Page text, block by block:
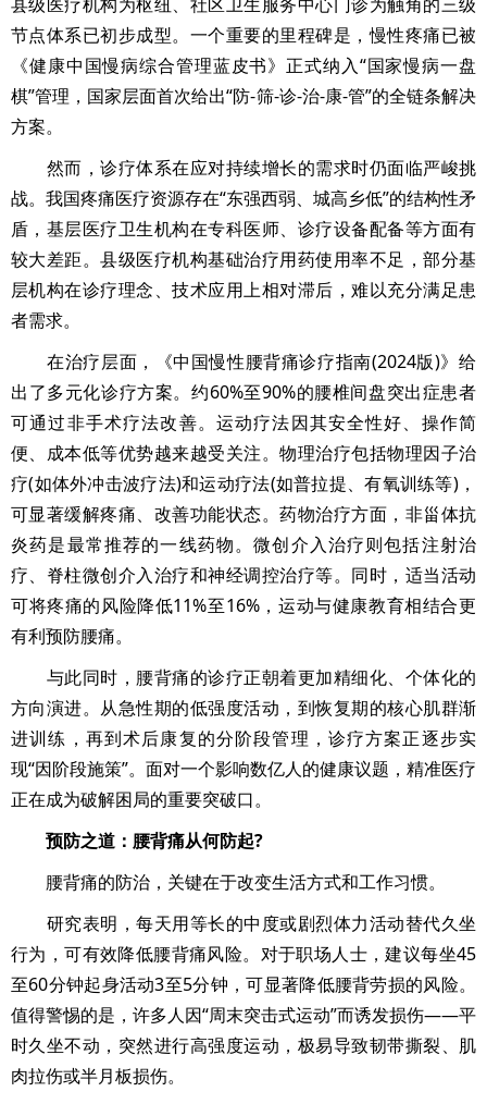
节点体系已初步成型。一个重要的里程碑是，慢性疼痛已被
《健康中国慢病综合管理蓝皮书》正式纳入“国家慢病一盘
棋”管理，国家层面首次给出“防-筛-诊-治-康-管”的全链条解决
方案。
然而，诊疗体系在应对持续增长的需求时仍面临严峻挑
战。我国疼痛医疗资源存在“东强西弱、城高乡低”的结构性矛
盾，基层医疗卫生机构在专科医师、诊疗设备配备等方面有
较大差距。县级医疗机构基础治疗用药使用率不足，部分基
层机构在诊疗理念、技术应用上相对滞后，难以充分满足患
者需求。
在治疗层面，《中国慢性腰背痛诊疗指南(2024版)》给
出了多元化诊疗方案。约60%至90%的腰椎间盘突出症患者
可通过非手术疗法改善。运动疗法因其安全性好、操作简
便、成本低等优势越来越受关注。物理治疗包括物理因子治
疗(如体外冲击波疗法)和运动疗法(如普拉提、有氧训练等)，
可显著缓解疼痛、改善功能状态。药物治疗方面，非甾体抗
炎药是最常推荐的一线药物。微创介入治疗则包括注射治
疗、脊柱微创介入治疗和神经调控治疗等。同时，适当活动
可将疼痛的风险降低11%至16%，运动与健康教育相结合更
有利预防腰痛。
与此同时，腰背痛的诊疗正朝着更加精细化、个体化的
方向演进。从急性期的低强度活动，到恢复期的核心肌群渐
进训练，再到术后康复的分阶段管理，诊疗方案正逐步实
现“因阶段施策”。面对一个影响数亿人的健康议题，精准医疗
正在成为破解困局的重要突破口。
预防之道：腰背痛从何防起?
腰背痛的防治，关键在于改变生活方式和工作习惯。
研究表明，每天用等长的中度或剧烈体力活动替代久坐
行为，可有效降低腰背痛风险。对于职场人士，建议每坐45
至60分钟起身活动3至5分钟，可显著降低腰背劳损的风险。
值得警惕的是，许多人因“周末突击式运动”而诱发损伤——平
时久坐不动，突然进行高强度运动，极易导致韧带撕裂、肌
肉拉伤或半月板损伤。